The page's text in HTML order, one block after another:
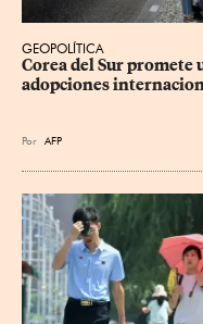
GEOPOLÍTICA
Corea del Sur promete
adopciones
Por AFP